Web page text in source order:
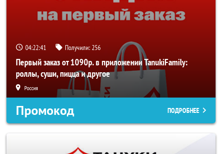
04:22:40 Получили:256
Первый заказ от 1090р. в приложении TanukiFamily:
роллы, суши, пицца и другое
Россия
Промокод ПОДРОБНЕЕ